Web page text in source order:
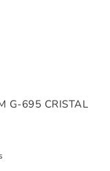
G-695 CRISTAL